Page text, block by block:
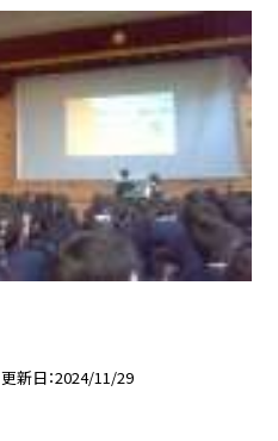
更新日 2024/11/29